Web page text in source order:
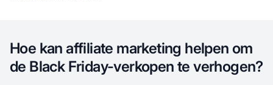
Hoe kan affiliate marketing helpen om
de Black Friday-verkopen te verhogen?